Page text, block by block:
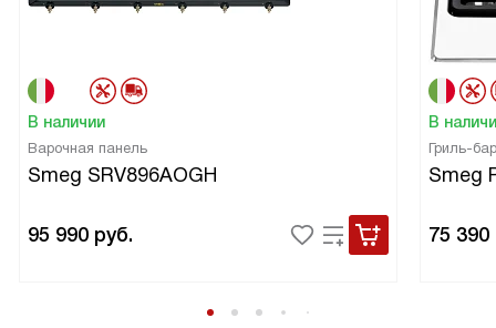
В наличии
Варочная панель
Smeg SRV896AOGH
95 990 руб.
В
Гриль-
Smeg
75 390